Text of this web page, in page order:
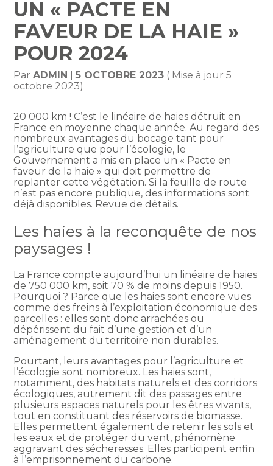
UN « PACTE EN
FAVEUR DE LA HAIE »
POUR 2024
ParADMIN |5 OCTOBRE 2023 ( Mise à jour 5
octobre 2023)
20 000 km ! C’est le linéaire de haies détruit en
France en moyenne chaque année. Au regard des
nombreux avantages du bocage tant pour
l’agriculture que pour l’écologie, le
Gouvernement a mis en place un « Pacte en
faveur de la haie » qui doit permettre de
replanter cette végétation. Si la feuille de route
n’est pas encore publique, des informations sont
déjà disponibles. Revue de détails.
Les haies à la reconquête de nos
paysages !
La France compte aujourd’hui un linéaire de haies
de 750 000 km, soit 70 % de moins depuis 1950.
Pourquoi ? Parce que les haies sont encore vues
comme des freins à l’exploitation économique des
parcelles : elles sont donc arrachées ou
dépérissent du fait d’une gestion et d’un
aménagement du territoire non durables.
Pourtant, leurs avantages pour l’agriculture et
l’écologie sont nombreux. Les haies sont,
notamment, des habitats naturels et des corridors
écologiques, autrement dit des passages entre
plusieurs espaces naturels pour les êtres vivants,
tout en constituant des réservoirs de biomasse.
Elles permettent également de retenir les sols et
les eaux et de protéger du vent, phénomène
aggravant des sécheresses. Elles participent enfin
à l’emprisonnement du carbone.